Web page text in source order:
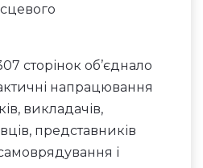
сторінок об’єднало
напрацювання
викладачів,
представників
і